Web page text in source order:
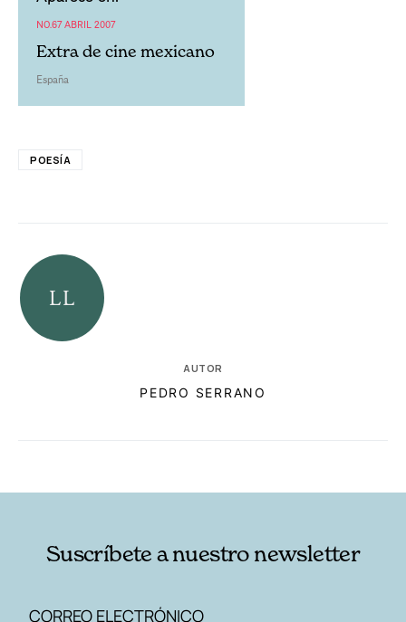
NO.67 ABRIL 2007
Extra de cine mexicano
España
POESÍA
AUTOR
PEDRO SERRANO
Suscríbete a nuestro newsletter